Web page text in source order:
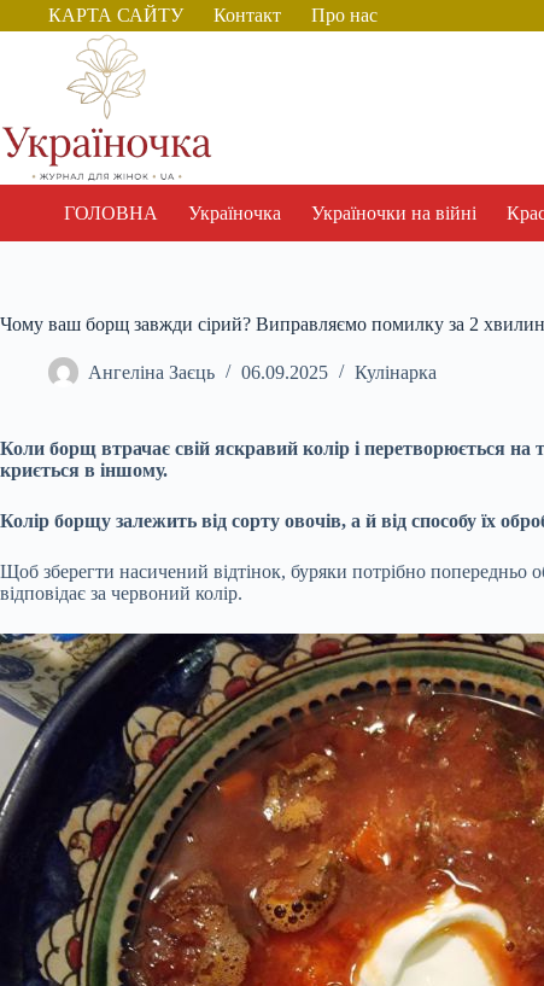
Перейти
до
КАРТА САЙТУ Контакт Про нас
ГОЛОВНА Україночка Україночки на війні
Чому ваш борщ завжди сірий? Виправляємо помилку за 2
Ангеліна Заєць 06.09.2025 Кулінарка
Коли борщ втрачає свій яскравий колір і перетворюється
криється в іншому.
Колір борщу залежить від сорту овочів, а й від способу їх
Щоб зберегти насичений відтінок, буряки потрібно попередньо
відповідає за червоний колір.